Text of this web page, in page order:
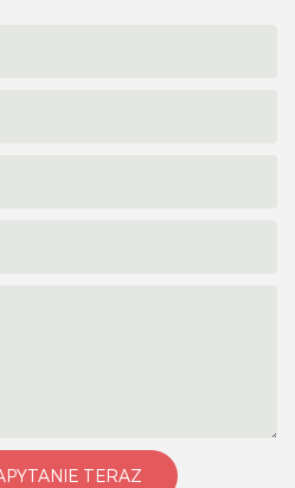
TERAZ